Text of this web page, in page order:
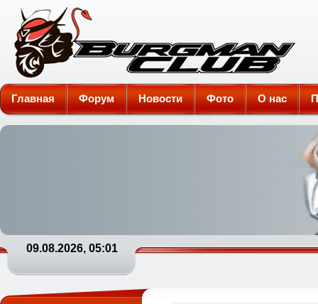
Burgman-Club
Главная Форум Новости Фото О нас
09.08.2026, 05:01